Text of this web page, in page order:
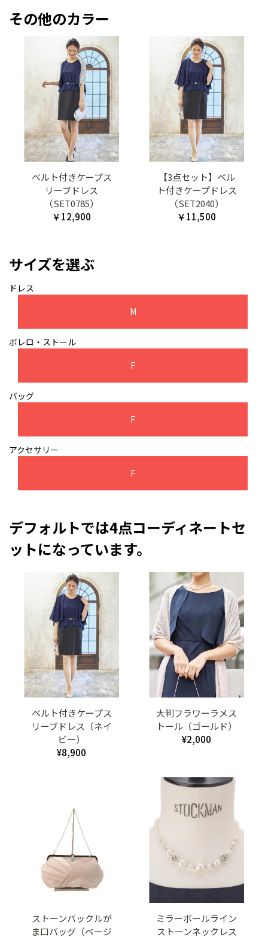
その他のカラー
ベルト付きケープス
リーブドレス
（SET0785）
￥12,900
【3点セット】ベル
ト付きケープドレス
（SET2040）
￥11,500
サイズを選ぶ
ドレス
M
ボレロ・ストール
F
バッグ
F
アクセサリー
F
デフォルトでは4点コーディネートセ
ットになっています。
ベルト付きケープス
リーブドレス（ネイ
ビー）
¥8,900
大判フラワーラメス
トール（ゴールド）
¥2,000
ストーンバックルが
ま口バッグ（ベージ
ミラーボールライン
ストーンネックレス